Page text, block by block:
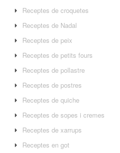
Receptes de croquetes
Receptes de Nadal
Receptes de peix
Receptes de petits fours
Receptes de pollastre
Receptes de postres
Receptes de quiche
Receptes de sopes i cremes
Receptes de xarrups
Receptes en got